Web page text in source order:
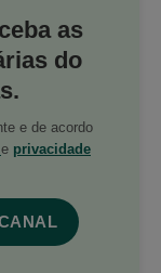
as
do
e de acordo
e privacidade